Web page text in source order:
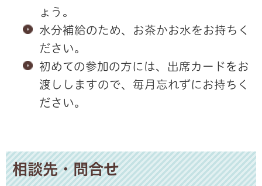
ょう。
水分補給のため、お茶かお水をお持ちく
ださい。
初めての参加の方には、出席カードをお
渡ししますので、毎月忘れずにお持ちく
ださい。
相談先・問合せ